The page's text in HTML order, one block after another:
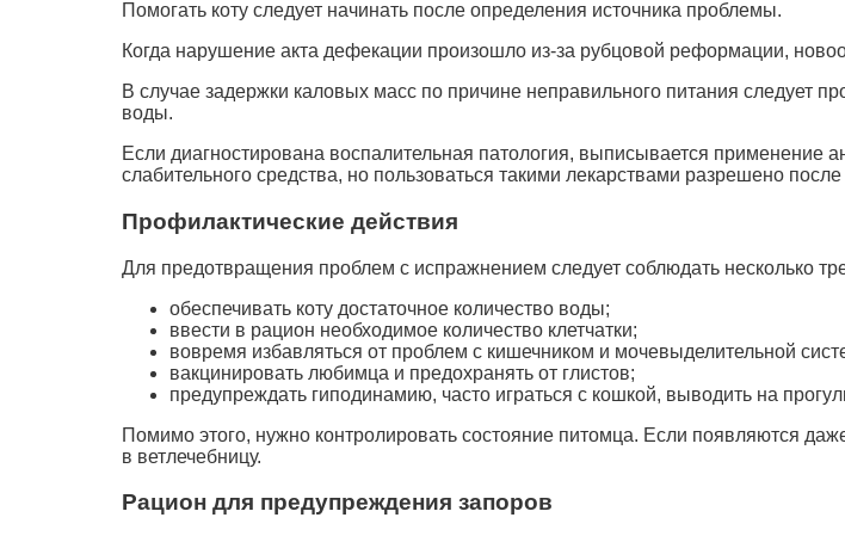
Помогать коту следует начинать после определения источника проблемы.
Когда нарушение акта дефекации произошло из-за рубцовой реформации,
В случае задержки каловых масс по причине неправильного питания следует
воды.
Если диагностирована воспалительная патология, выписывается применение
слабительного средства, но пользоваться такими лекарствами разрешено
Профилактические действия
Для предотвращения проблем с испражнением следует соблюдать несколько
обеспечивать коту достаточное количество воды;
ввести в рацион необходимое количество клетчатки;
вовремя избавляться от проблем с кишечником и мочевыделительной
вакцинировать любимца и предохранять от глистов;
предупреждать гиподинамию, часто играться с кошкой, выводить на
Помимо этого, нужно контролировать состояние питомца. Если появляются
в ветлечебницу.
Рацион для предупреждения запоров